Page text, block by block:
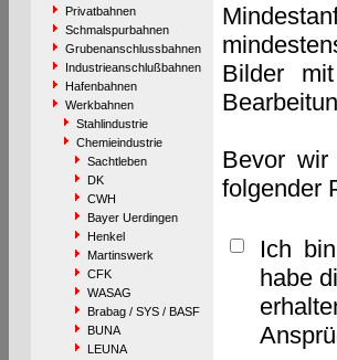
Privatbahnen
Schmalspurbahnen
Grubenanschlussbahnen
Industrieanschlußbahnen
Hafenbahnen
Werkbahnen
Stahlindustrie
Chemieindustrie
Sachtleben
DK
CWH
Bayer Uerdingen
Henkel
Martinswerk
CFK
WASAG
Brabag / SYS / BASF
BUNA
LEUNA
Bilder
Bevor
folgender
Ich
habe